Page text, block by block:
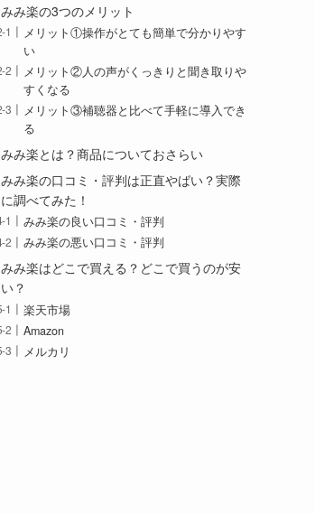
みみ楽の3つのメリット
メリット①操作がとても簡単で分かりやす
い
メリット②人の声がくっきりと聞き取りや
すくなる
メリット③補聴器と比べて手軽に導入でき
る
みみ楽とは？商品についておさらい
みみ楽の口コミ・評判は正直やばい？実際
に調べてみた！
みみ楽の良い口コミ・評判
みみ楽の悪い口コミ・評判
みみ楽はどこで買える？どこで買うのが安
い？
楽天市場
Amazon
メルカリ